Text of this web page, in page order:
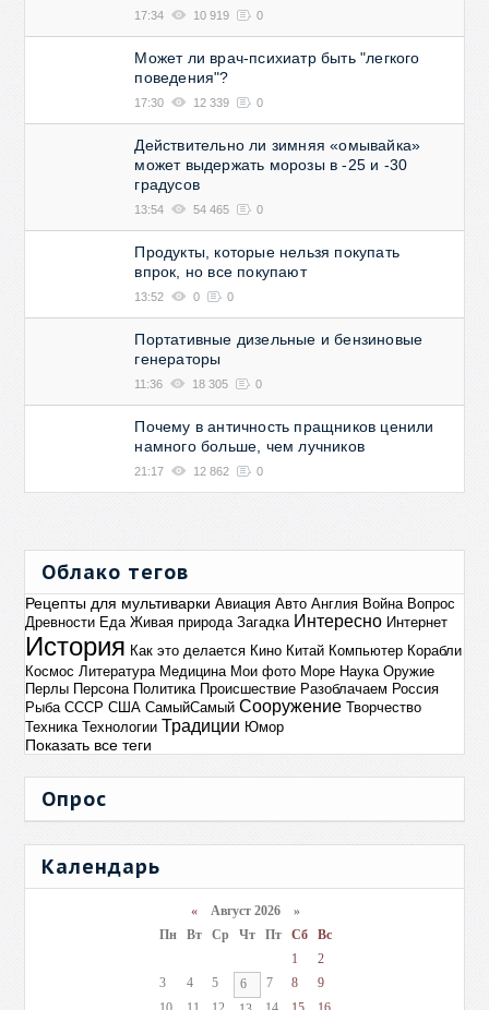
17:34 10 919 0
Может ли врач-психиатр быть "легкого
поведения"?
17:30 12 339 0
Действительно ли зимняя «омывайка»
может выдержать морозы в -25 и -30
градусов
13:54 54 465 0
Продукты, которые нельзя покупать
впрок, но все покупают
13:52 0 0
Портативные дизельные и бензиновые
генераторы
11:36 18 305 0
Почему в античность пращников ценили
намного больше, чем лучников
21:17 12 862 0
Облако тегов
Рецепты для мультиварки Авиация Авто Англия Война Вопрос
Древности Еда Живая природа Загадка Интересно Интернет
История Как это делается Кино Китай Компьютер Корабли
Космос Литература Медицина Мои фото Море Наука Оружие
Перлы Персона Политика Происшествие Разоблачаем Россия
Рыба СССР США СамыйСамый Сооружение Творчество
Техника Технологии Традиции Юмор
Показать все теги
Опрос
Календарь
«Август 2026 »
Пн
Вт Ср Чт Пт Сб
Вс
1
2
3
4 5 6 7 8
9